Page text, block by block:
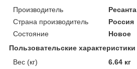
Производитель
Ресанта
Страна производитель
Россия
Состояние
Новое
Пользовательские характеристики
Вес (кг)
6.64 кг